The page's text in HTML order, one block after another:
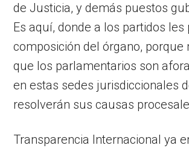
de Justicia, y demás puestos
Es aquí, donde a los partidos les
composición del órgano, porque
que los parlamentarios son
en estas sedes jurisdiccionales
resolverán sus causas
Transparencia Internacional ya